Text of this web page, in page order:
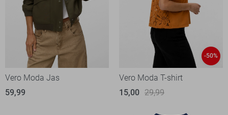
Vero Moda Jas
59,99
-50%
Vero Moda T-shirt
15,00 29,99